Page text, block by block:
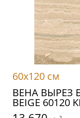
60x120 см
ВЕНА ВЫРЕЗ
BEIGE 60120